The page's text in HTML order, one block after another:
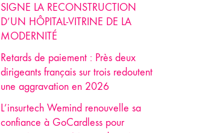
SIGNE LA RECONSTRUCTION
D’UN HÔPITAL-VITRINE DE LA
MODERNITÉ
Retards de paiement : Près deux
dirigeants français sur trois redoutent
une aggravation en 2026
L’insurtech Wemind renouvelle sa
confiance à GoCardless pour